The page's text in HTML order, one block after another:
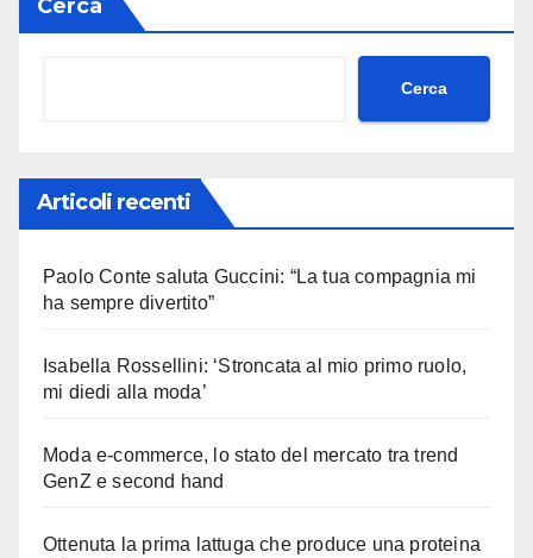
Cerca
Cerca
Articoli recenti
Paolo Conte saluta Guccini: “La tua compagnia mi
ha sempre divertito”
Isabella Rossellini: ‘Stroncata al mio primo ruolo,
mi diedi alla moda’
Moda e-commerce, lo stato del mercato tra trend
GenZ e second hand
Ottenuta la prima lattuga che produce una proteina